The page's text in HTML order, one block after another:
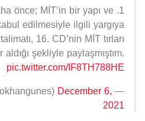
önce; MİT’in bir yapı ve
edilmesiyle ilgili yargıya
16. CD’nin MİT tırları
aldığı şekliyle paylaşmıştım.
pic.twitter.com/IF8TH788HE
— Dr. Gökhan Güneş (@drgokhangunes)
December 6,
2021